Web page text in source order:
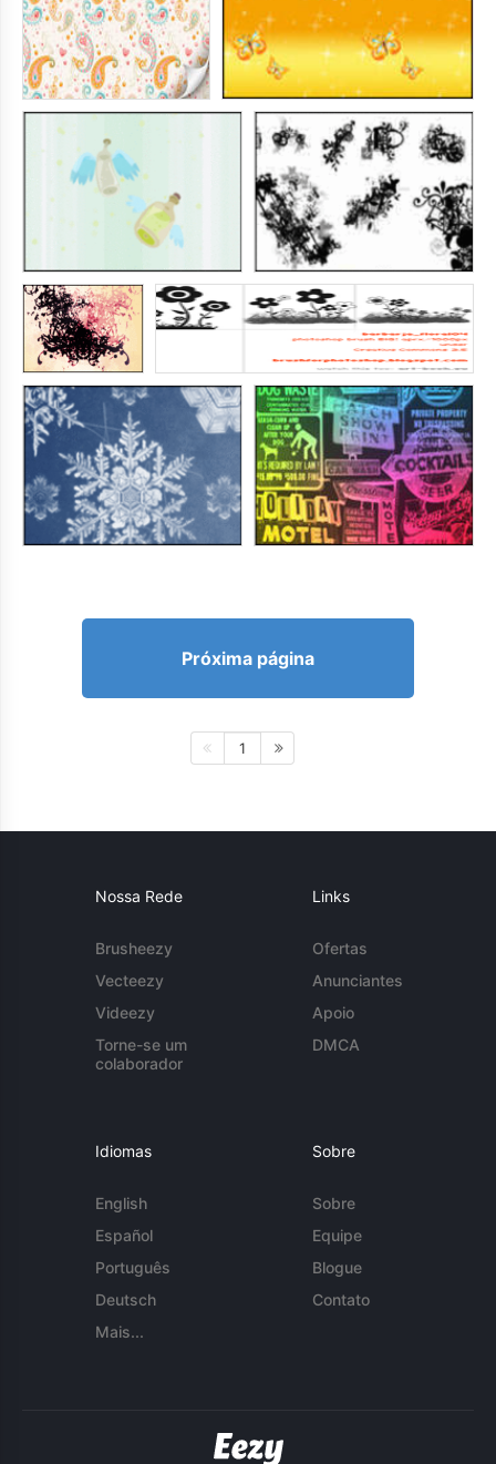
Próxima página
1
Nossa Rede
Brusheezy
Vecteezy
Videezy
Torne-se um
colaborador
Links
Ofertas
Anunciantes
Apoio
DMCA
Idiomas
English
Español
Português
Deutsch
Mais...
Sobre
Sobre
Equipe
Blogue
Contato